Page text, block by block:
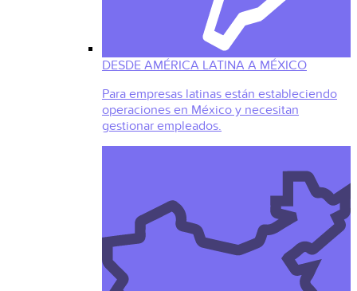
DESDE AMÉRICA LATINA A MÉXICO
Para empresas latinas están estableciendo
operaciones en México y necesitan
gestionar empleados.